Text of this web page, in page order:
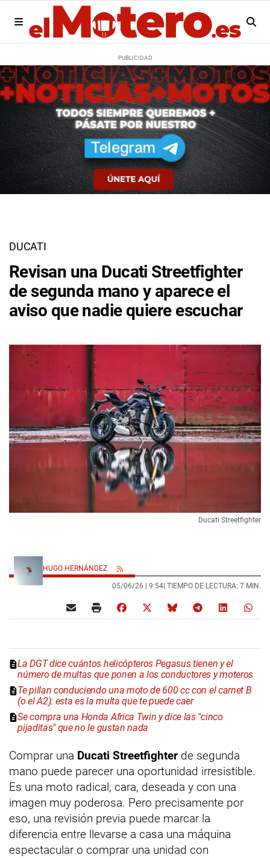
DUCATI
Revisan una Ducati Streetfighter
de segunda mano y aparece el
aviso que nadie quiere escuchar
Ducati Streetfighter
HUGO HERNÁNDEZ
05/06/26 | 9:54 | TIEMPO DE LECTURA: 7 MIN.
La DGT dice cuántos helicópteros Pegasus tienen y el
número de multas que ponen a los conductores y moteros
Te pillan conduciendo una moto de 600 cc con el carnet B
(o el A2): esta es la multa que te puede caer
Se compra una Honda Africa Twin y dice las "cinco
pijaditas" que no le gustan nada
Comprar una Ducati Streetfighter de segunda
mano puede parecer una oportunidad irresistible.
Es una moto radical, cara, deseada y con una
imagen muy poderosa. Pero precisamente por
eso, una revisión previa puede marcar la
diferencia entre llevarse a casa una máquina
espectacular o comprar una unidad con